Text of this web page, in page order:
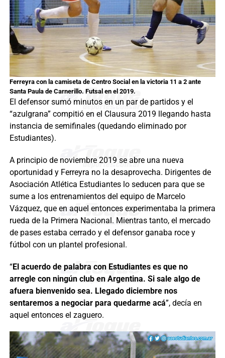
Ferreyra con la camiseta de Centro Social en la victoria 11 a 2 ante
Santa Paula de Carnerillo. Futsal en el 2019.
El defensor sumó minutos en un par de partidos y el
“azulgrana” compitió en el Clausura 2019 llegando hasta
instancia de semifinales (quedando eliminado por
Estudiantes).
A principio de noviembre 2019 se abre una nueva
oportunidad y Ferreyra no la desaprovecha. Dirigentes de
Asociación Atlética Estudiantes lo seducen para que se
sume a los entrenamientos del equipo de Marcelo
Vázquez, que en aquel entonces experimentaba la primera
rueda de la Primera Nacional. Mientras tanto, el mercado
de pases estaba cerrado y el defensor ganaba roce y
fútbol con un plantel profesional.
“El acuerdo de palabra con Estudiantes es que no
arregle con ningún club en Argentina. Si sale algo de
afuera bienvenido sea. Llegado diciembre nos
sentaremos a negociar para quedarme acá”, decía en
aquel entonces el zaguero.